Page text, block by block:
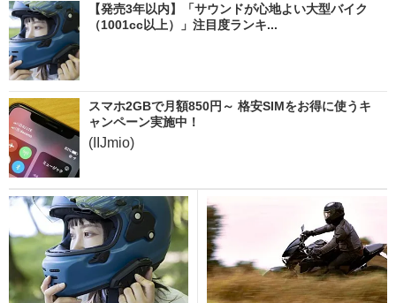
【発売3年以内】「サウンドが心地よい大型バイク
（1001cc以上）」注目度ランキ...
スマホ2GBで月額850円～ 格安SIMをお得に使うキ
ャンペーン実施中！
(IIJmio)